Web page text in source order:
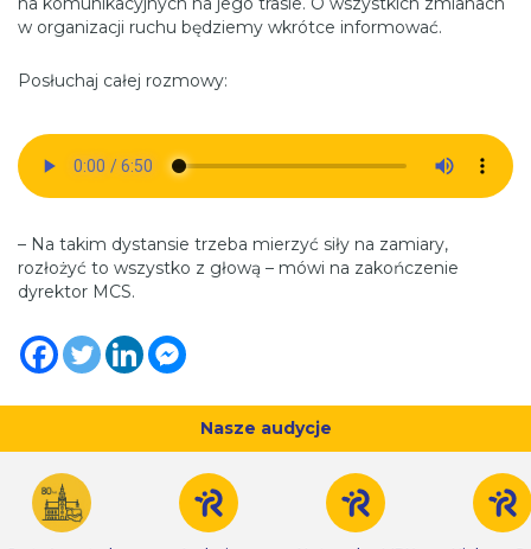
w organizacji ruchu będziemy wkrótce informować.
Posłuchaj całej rozmowy:
– Na takim dystansie trzeba mierzyć siły na zamiary,
rozłożyć to wszystko z głową – mówi na zakończenie
dyrektor MCS.
Nasze audycje